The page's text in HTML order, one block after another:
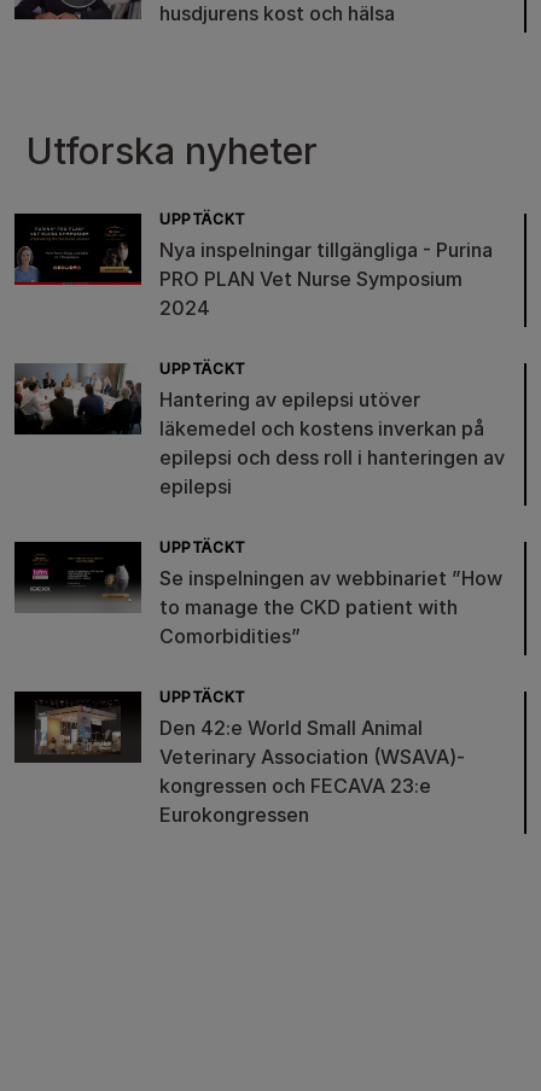
husdjurens kost och hälsa
Utforska nyheter
UPPTÄCKT
Nya inspelningar tillgängliga - Purina
PRO PLAN Vet Nurse Symposium
2024
UPPTÄCKT
Hantering av epilepsi utöver
läkemedel och kostens inverkan på
epilepsi och dess roll i hanteringen av
epilepsi
UPPTÄCKT
Se inspelningen av webbinariet ”How
to manage the CKD patient with
Comorbidities”
UPPTÄCKT
Den 42:e World Small Animal
Veterinary Association (WSAVA)-
kongressen och FECAVA 23:e
Eurokongressen